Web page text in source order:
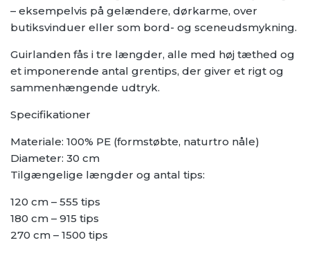
– eksempelvis på gelændere, dørkarme, over
butiksvinduer eller som bord- og sceneudsmykning.
Guirlanden fås i tre længder, alle med høj tæthed og
et imponerende antal grentips, der giver et rigt og
sammenhængende udtryk.
Specifikationer
Materiale: 100% PE (formstøbte, naturtro nåle)
Diameter: 30 cm
Tilgængelige længder og antal tips:
120 cm – 555 tips
180 cm – 915 tips
270 cm – 1500 tips